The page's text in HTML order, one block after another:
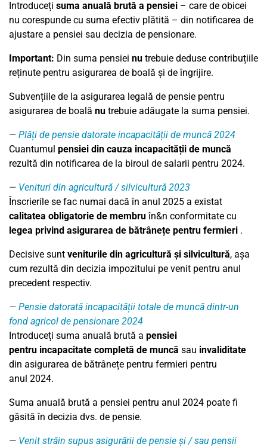
Introduceți suma anuală brută a pensiei – care de obicei
nu corespunde cu suma efectiv plătită – din notificarea de
ajustare a pensiei sau decizia de pensionare.
Important: Din suma pensiei nu trebuie deduse contribuțiile
reținute pentru asigurarea de boală și de îngrijire.
Subvențiile de la asigurarea legală de pensie pentru
asigurarea de boală nu trebuie adăugate la suma pensiei.
Plăți de pensie datorate incapacității de muncă 2024
Cuantumul pensiei din cauza incapacității de muncă
rezultă din notificarea de la biroul de salarii pentru 2024.
Venituri din agricultură / silvicultură 2023
Înscrierile se fac numai dacă în anul 2025 a existat
calitatea obligatorie de membruîn&n conformitate cu
legea privind asigurarea de bătrânețe pentru fermieri .
Decisive sunt veniturile din agricultură și silvicultură, așa
cum rezultă din decizia impozitului pe venit pentru anul
precedent respectiv.
Pensie datorată incapacității totale de muncă dintr-un
fond agricol de pensionare 2024
Introduceți suma anuală brută a pensiei
pentru incapacitate completă de muncă sau invaliditate
din asigurarea de bătrânețe pentru fermieri pentru
anul 2024.
Suma anuală brută a pensiei pentru anul 2024 poate fi
găsită în decizia dvs. de pensie.
Venit străin supus asigurării de pensie și / sau pensii